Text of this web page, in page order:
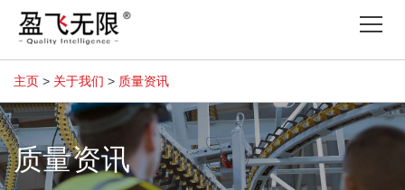
主页 > 关于我们 > 质量资讯
质量资讯